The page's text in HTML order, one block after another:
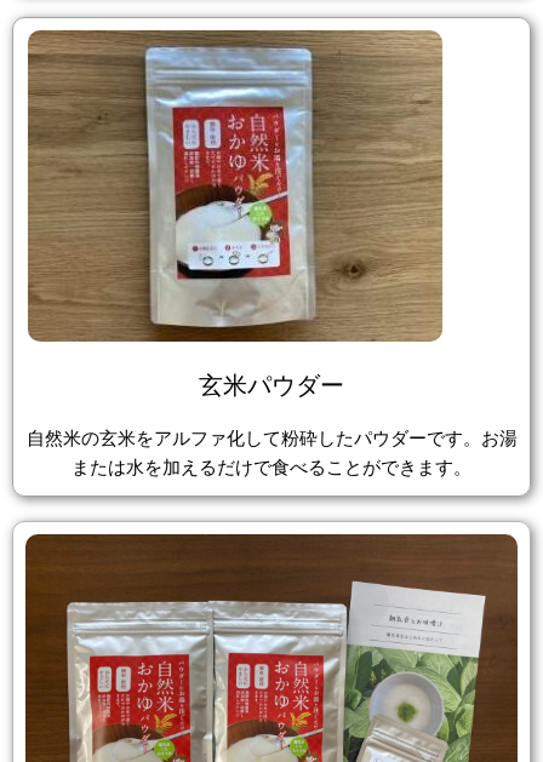
玄米パウダー
自然米の玄米をアルファ化して粉砕したパウダーです。お湯
または水を加えるだけで食べることができます。